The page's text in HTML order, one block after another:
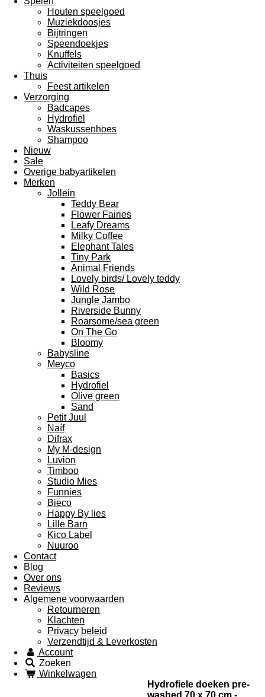
Houten speelgoed
Muziekdoosjes
Bijtringen
Speendoekjes
Knuffels
Activiteiten speelgoed
Thuis
Feest artikelen
Verzorging
Badcapes
Hydrofiel
Waskussenhoes
Shampoo
Nieuw
Sale
Overige babyartikelen
Merken
Jollein
Teddy Bear
Flower Fairies
Leafy Dreams
Milky Coffee
Elephant Tales
Tiny Park
Animal Friends
Lovely birds/ Lovely teddy
Wild Rose
Jungle Jambo
Riverside Bunny
Roarsome/sea green
On The Go
Bloomy
Babysline
Meyco
Basics
Hydrofiel
Olive green
Sand
Petit Juul
Naíf
Difrax
My M-design
Luvion
Timboo
Studio Mies
Funnies
Bieco
Happy By lies
Lille Barn
Kico Label
Nuuroo
Contact
Blog
Over ons
Reviews
Algemene voorwaarden
Retourneren
Klachten
Privacy beleid
Verzendtijd & Leverkosten
Account
Zoeken
Winkelwagen
Hydrofiele doeken pre-
washed 70 x 70 cm -